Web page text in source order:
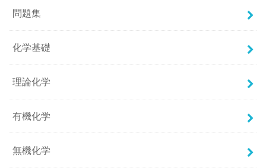
問題集
化学基礎
理論化学
有機化学
無機化学